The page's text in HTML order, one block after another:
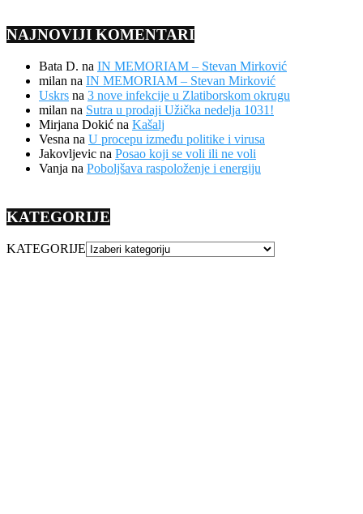
NAJNOVIJI KOMENTARI
Bata D. na IN MEMORIAM – Stevan Mirković
milan na IN MEMORIAM – Stevan Mirković
Uskrs na 3 nove infekcije u Zlatiborskom okrugu
milan na Sutra u prodaji Užička nedelja 1031!
Mirjana Dokić na Kašalj
Vesna na U procepu između politike i virusa
Jakovljevic na Posao koji se voli ili ne voli
Vanja na Poboljšava raspoloženje i energiju
KATEGORIJE
KATEGORIJE